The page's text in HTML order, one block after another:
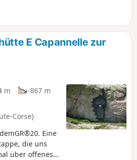
E Capannelle zur
m
-867 m
Corse)
Eine
die uns
über offenes